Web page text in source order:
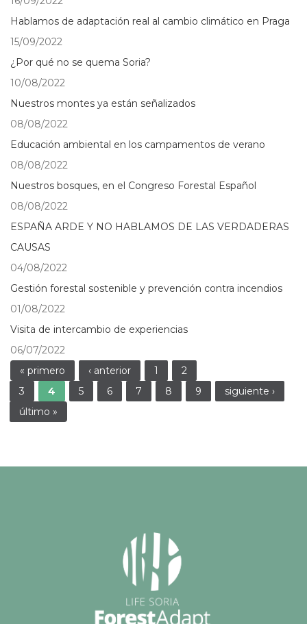
Hablamos de adaptación real al cambio climático en Praga
15/09/2022
¿Por qué no se quema Soria?
10/08/2022
Nuestros montes ya están señalizados
08/08/2022
Educación ambiental en los campamentos de verano
08/08/2022
Nuestros bosques, en el Congreso Forestal Español
08/08/2022
ESPAÑA ARDE Y NO HABLAMOS DE LAS VERDADERAS
CAUSAS
04/08/2022
Gestión forestal sostenible y prevención contra incendios
01/08/2022
Visita de intercambio de experiencias
06/07/2022
Páginas
« primero ‹ anterior 1
2
3
4 5 6 7 8 9
siguiente ›
último »